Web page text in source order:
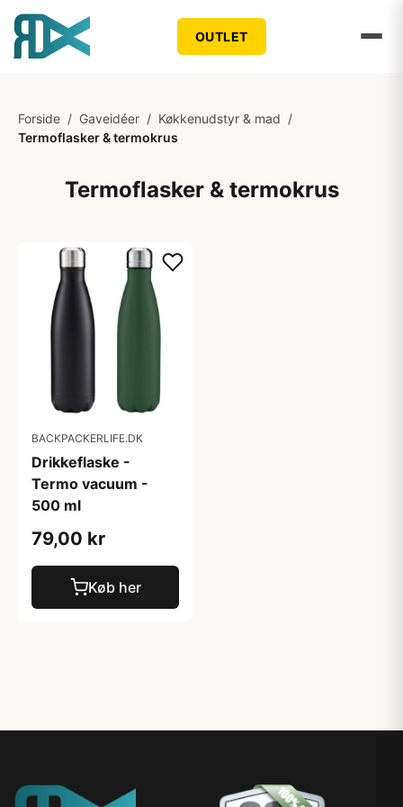
OUTLET
Forside / Gaveidéer / Køkkenudstyr & mad /
Termoflasker & termokrus
Termoflasker & termokrus
BACKPACKERLIFE.DK
Drikkeflaske -
Termo vacuum -
500 ml
79,00 kr
Køb her